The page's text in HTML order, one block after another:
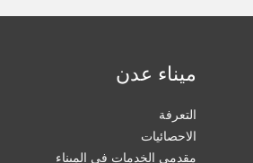
ميناء عدن
التعرفة
الاحصائيات
مقدمي الخدمات في الميناء